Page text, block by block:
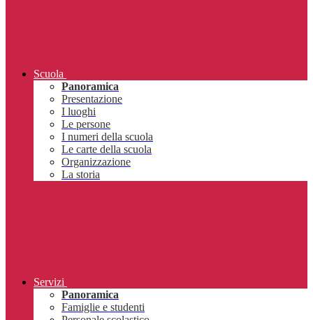
Scuola
Panoramica
Presentazione
I luoghi
Le persone
I numeri della scuola
Le carte della scuola
Organizzazione
La storia
Servizi
Panoramica
Famiglie e studenti